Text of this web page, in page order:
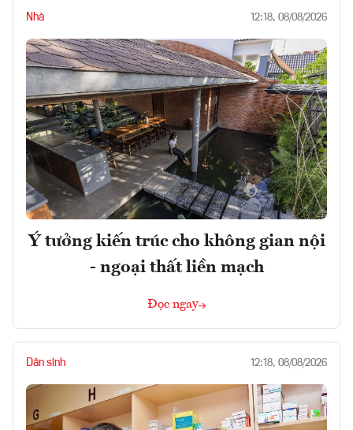
Nhà 12:18, 08/08/2026
Ý tưởng kiến trúc cho không gian nội
- ngoại thất liền mạch
Đọc ngay
Dân sinh 12:18, 08/08/2026